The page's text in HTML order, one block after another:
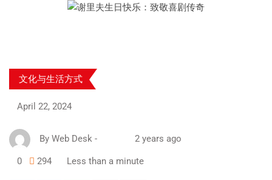
文化与生活方式
April 22, 2024
By Web Desk - 2 years ago
0 294 Less than a minute